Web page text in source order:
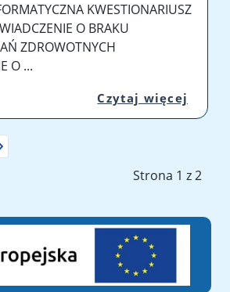
KWESTIONARIUSZ
O BRAKU
ZDROWOTNYCH
O ...
Czytaj więcej
Strona 1 z 2